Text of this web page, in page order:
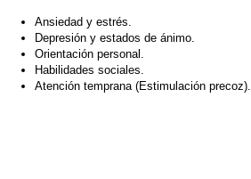
Ansiedad y estrés.
Depresión y estados de ánimo.
Orientación personal.
Habilidades sociales.
Atención temprana (Estimulación precoz).